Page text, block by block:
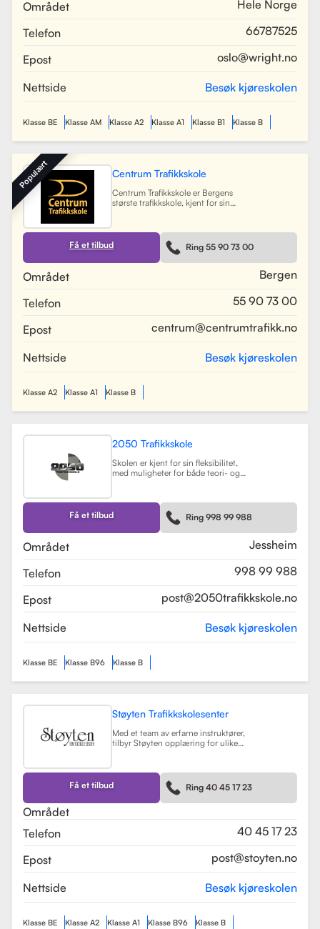
kjøretimer med all nødvendig
moderne digitale systemer for å
gjøre det enkelt for elever å booke
sine trafikklærere.
Les mer
Området
Hele Norge
Telefon
66787525
Epost
oslo@wright.no
Nettside Besøk kjøreskolen
Klasse BE Klasse AM Klasse A2 Klasse A1 Klasse B1 Klasse B
Centrum Trafikkskole
Centrum Trafikkskole er Bergens
største trafikkskole, kjent for sin
for førerkort i alle klasser, og har et
team av 30 dyktige kjørelærere som
gir undervisning i et trygt og vennlig
miljø. Med lokaler i Bergen sentrum,
elevene best mulig til oppkjøring.
Gjennom en kombinasjon av teori
gjøre prosessen med å ta førerkort
både enkel og trygg for alle elever.
Få et tilbud Ring 55 90 73 00
Området
Bergen
Telefon
55 90 73 00
Epost
centrum@centrumtrafikk.no
Nettside Besøk kjøreskolen
Populært
Klasse A2 Klasse A1 Klasse B
2050 Trafikkskole
Skolen er kjent for sin fleksibilitet,
med muligheter for både teori- og
undervisningsmetoder og et
engasjert team, har 2050
Trafikkskole som mål å hjelpe elever
med å bli trygge og kompetente
Få et tilbud Ring 998 99 988
Området
Jessheim
Telefon
998 99 988
Epost
post@2050trafikkskole.no
Nettside Besøk kjøreskolen
Klasse BE Klasse B96 Klasse B
Støyten Trafikkskolesenter
Med et team av erfarne instruktører,
tilbyr Støyten opplæring for ulike
kurs som trafikalt grunnkurs og
mørkekjøring. Skolen er kjent for sin
fleksibilitet og tilpasning til elevenes
behov, noe som gjør
Få et tilbud Ring 40 45 17 23
Området
Telefon
40 45 17 23
Epost
post@stoyten.no
Nettside Besøk kjøreskolen
Klasse BE Klasse A2 Klasse A1 Klasse B96 Klasse B